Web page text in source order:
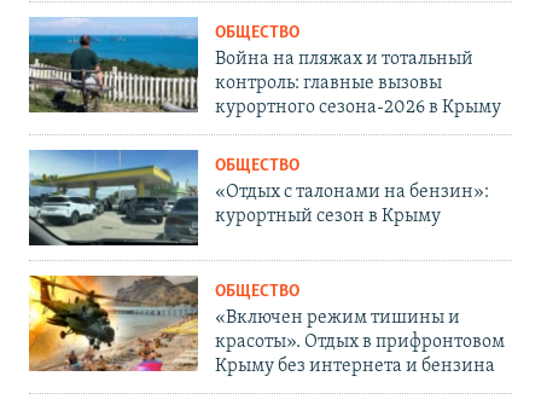
ОБЩЕСТВО
Война на пляжах и тотальный
контроль: главные вызовы
курортного сезона-2026 в Крыму
ОБЩЕСТВО
«Отдых с талонами на бензин»:
курортный сезон в Крыму
ОБЩЕСТВО
«Включен режим тишины и
красоты». Отдых в прифронтовом
Крыму без интернета и бензина